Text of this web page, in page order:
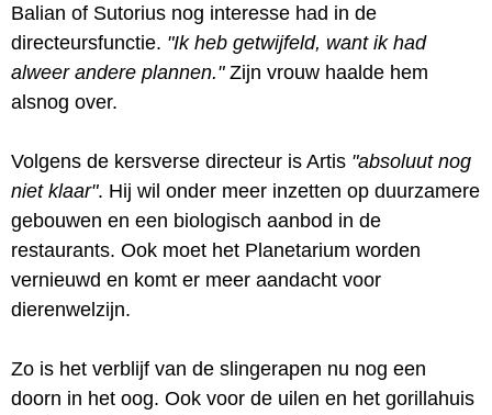
Balian of Sutorius nog interesse had in de
directeursfunctie. "Ik heb getwijfeld, want ik had
alweer andere plannen."Zijn vrouw haalde hem
alsnog over.
Volgens de kersverse directeur is Artis "absoluut nog
niet klaar". Hij wil onder meer inzetten op duurzamere
gebouwen en een biologisch aanbod in de
restaurants. Ook moet het Planetarium worden
vernieuwd en komt er meer aandacht voor
dierenwelzijn.
Zo is het verblijf van de slingerapen nu nog een
doorn in het oog. Ook voor de uilen en het gorillahuis